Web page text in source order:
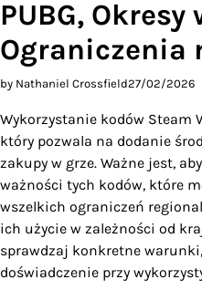
PUBG,
Ograniczenia
by Nathaniel Crossfield27/02/2026
Wykorzystanie kodów Steam
który pozwala na dodanie
zakupy w grze. Ważne jest,
ważności tych kodów, które
wszelkich ograniczeń
ich użycie w zależności od
sprawdzaj konkretne
doświadczenie przy